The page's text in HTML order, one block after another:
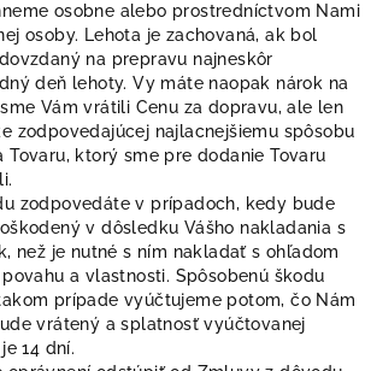
osobne alebo prostredníctvom Nami
osoby. Lehota je zachovaná, ak bol
na prepravu najneskôr
deň lehoty. Vy máte naopak nárok na
Vám vrátili Cenu za dopravu, ale len
zodpovedajúcej najlacnejšiemu spôsobu
Tovaru, ktorý sme pre dodanie Tovaru
zodpovedáte v prípadoch, kedy bude
v dôsledku Vášho nakladania s
než je nutné s ním nakladať s ohľadom
povahu a vlastnosti. Spôsobenú škodu
prípade vyúčtujeme potom, čo Nám
vrátený a splatnosť vyúčtovanej
14 dní.